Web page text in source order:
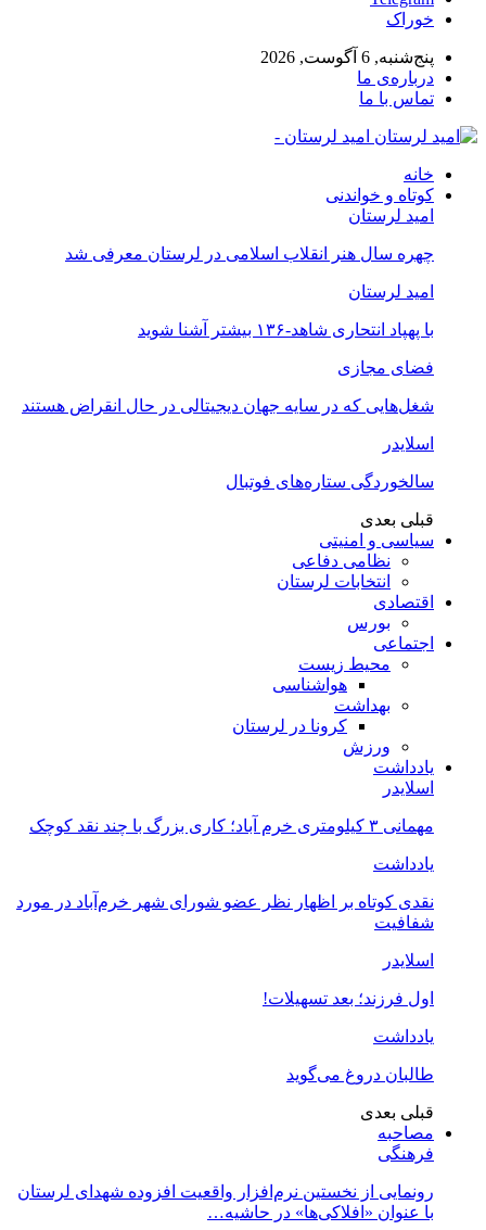
خوراک
پنج‌شنبه, 6 آگوست, 2026
درباره‌ی ما
تماس با ما
امید لرستان -
خانه
کوتاه و خواندنی
امید لرستان
چهره سال هنر انقلاب اسلامی در لرستان معرفی شد
امید لرستان
با پهپاد انتحاری شاهد-۱۳۶ بیشتر آشنا شوید
فضای مجازی
شغل‌‌هایی که در سایه جهان دیجیتالی در حال انقراض هستند
اسلایدر
سالخوردگی ستاره‌های فوتبال
قبلی بعدی
سیاسی و امنیتی
نظامی دفاعی
انتخابات لرستان
اقتصادی
بورس
اجتماعی
محیط زیست
هواشناسی
بهداشت
کرونا در لرستان
ورزش
یادداشت
اسلایدر
مهمانی ۳ کیلومتری خرم آباد؛ کاری بزرگ با چند نقد کوچک
یادداشت
نقدی کوتاه بر اظهار نظر عضو شورای شهر خرم‌آباد در مورد
شفافیت
اسلایدر
اول فرزند؛ بعد تسهیلات!
یادداشت
طالبان دروغ می‌گوید
قبلی بعدی
مصاحبه
فرهنگی
رونمایی از نخستین نرم‌افزار واقعیت افزوده شهدای لرستان
با عنوان «افلاکی‌ها» در حاشیه…